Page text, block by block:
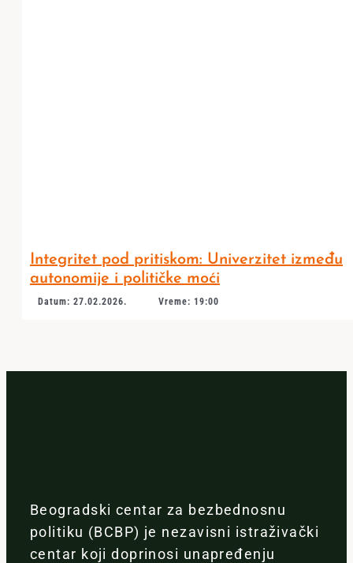
Integritet pod pritiskom: Univerzitet između
autonomije i političke moći
Datum: 27.02.2026. Vreme: 19:00
Beogradski centar za bezbednosnu
politiku (BCBP) je nezavisni istraživački
centar koji doprinosi unapređenju